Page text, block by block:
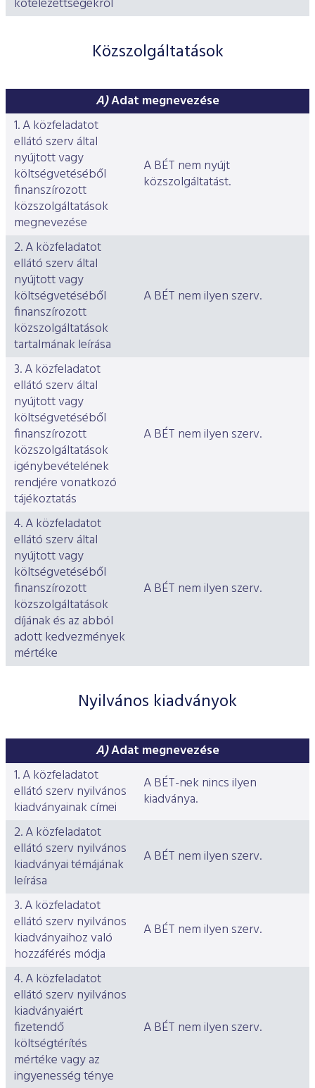
kötelezettségekről
Közszolgáltatások
A)Adat megnevezése
1. A közfeladatot
ellátó szerv által
nyújtott vagy
költségvetéséből
finanszírozott
közszolgáltatások
megnevezése
A BÉT nem nyújt
közszolgáltatást.
2. A közfeladatot
ellátó szerv által
nyújtott vagy
költségvetéséből
finanszírozott
közszolgáltatások
tartalmának leírása
A BÉT nem ilyen szerv.
3. A közfeladatot
ellátó szerv által
nyújtott vagy
költségvetéséből
finanszírozott
közszolgáltatások
igénybevételének
rendjére vonatkozó
tájékoztatás
A BÉT nem ilyen szerv.
4. A közfeladatot
ellátó szerv által
nyújtott vagy
költségvetéséből
finanszírozott
közszolgáltatások
díjának és az abból
adott kedvezmények
mértéke
A BÉT nem ilyen szerv.
Nyilvános kiadványok
A)Adat megnevezése
1. A közfeladatot
ellátó szerv nyilvános
kiadványainak címei
A BÉT-nek nincs ilyen
kiadványa.
2. A közfeladatot
ellátó szerv nyilvános
kiadványai témájának
leírása
A BÉT nem ilyen szerv.
3. A közfeladatot
ellátó szerv nyilvános
kiadványaihoz való
hozzáférés módja
A BÉT nem ilyen szerv.
4. A közfeladatot
ellátó szerv nyilvános
kiadványaiért
fizetendő
költségtérítés
mértéke vagy az
ingyenesség ténye
A BÉT nem ilyen szerv.